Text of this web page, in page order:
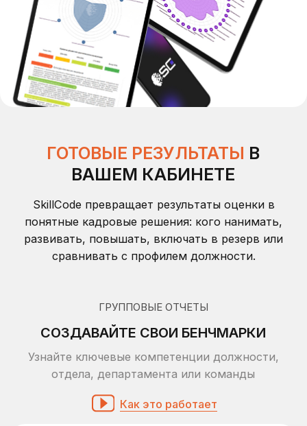
ОТСЛЕЖИВАЙТЕ
Проводите повторную оценку сотрудников после
ротации или программы обучения, а также
контролируйте их эмоциональное состояние
МОНИТОРИНГ ИЗМЕНЕНИЯ НАВЫКОВ